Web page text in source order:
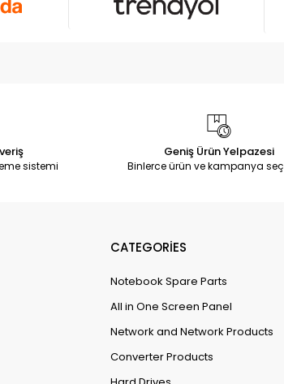
sistemi
Geniş Ürün Yelpazesi
Binlerce ürün ve kampanya
CATEGORİES
Notebook Spare Parts
All in One Screen Panel
Network and Network Products
Converter Products